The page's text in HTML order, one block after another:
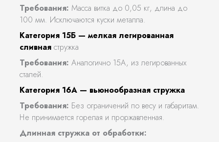
Требования: Масса витка до 0,05 кг, длина до
100 мм. Исключаются куски металла.
Категория 15Б — мелкая легированная
сливная стружка
Требования: Аналогично 15А, из легированных
сталей.
Категория 16А — вьюнообразная стружка
Требования: Без ограничений по весу и габаритам.
Не принимается горелая и проржавленная.
Длинная стружка от обработки: